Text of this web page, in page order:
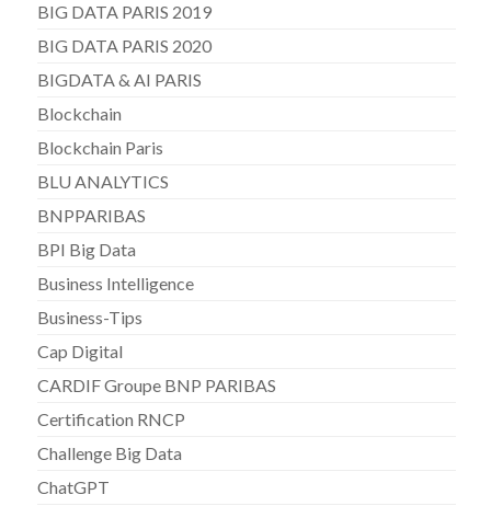
BIG DATA PARIS 2019
BIG DATA PARIS 2020
BIGDATA & AI PARIS
Blockchain
Blockchain Paris
BLU ANALYTICS
BNPPARIBAS
BPI Big Data
Business Intelligence
Business-Tips
Cap Digital
CARDIF Groupe BNP PARIBAS
Certification RNCP
Challenge Big Data
ChatGPT